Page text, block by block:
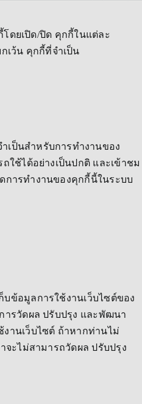
ดยเปิด/ปิด คุกกี้ในแต่ละ
เว้น คุกกี้ที่จำเป็น
เป็นสำหรับการทำงานของ
ใช้ได้อย่างเป็นปกติ และเข้าชม
การทำงานของคุกกี้นี้ในระบบ
บข้อมูลการใช้งานเว็บไซต์ของ
ารวัดผล ปรับปรุง และพัฒนา
านเว็บไซต์ ถ้าหากท่านไม่
จะไม่สามารถวัดผล ปรับปรุง